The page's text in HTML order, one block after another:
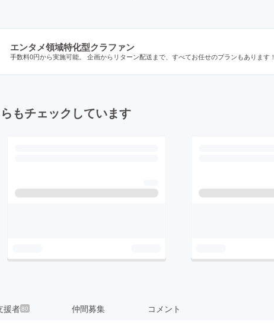
エンタメ領域特化型クラファン
手数料0円から実施可能。 企画からリターン配送まで、すべてお任せのプランもあります！
もチェックしています
援者80 仲間募集 コメント